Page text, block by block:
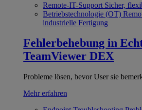
Remote-IT-Support Sicher,
Betriebstechnologie (OT)
industrielle Fertigung
Fehlerbehebung in
TeamViewer DEX
Probleme lösen, bevor User sie
Mehr erfahren